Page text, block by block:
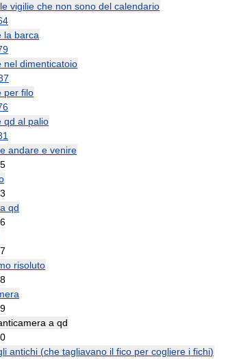
le vigilie che non sono del calendario
la barca
nel dimenticatoio
per filo
qd al palio
andare e venire
a qd
risoluto
a qd
antichi (che tagliavano il fico per cogliere i fichi)